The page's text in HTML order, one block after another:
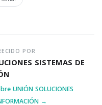
POR
SISTEMAS DE
UNIÓN SOLUCIONES
→